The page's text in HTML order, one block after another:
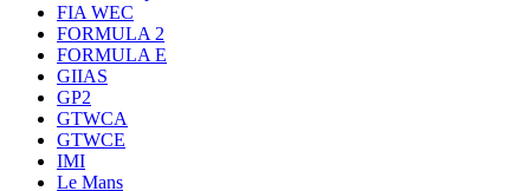
FIA WEC
FORMULA 2
FORMULA E
GIIAS
GP2
GTWCA
GTWCE
IMI
Le Mans